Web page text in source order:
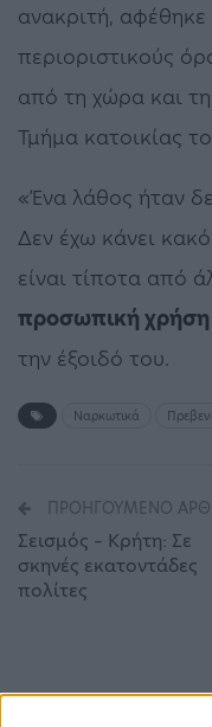
ανακριτή,
περιοριστικούς
από τη χώρα και
Τμήμα κατοικίας
«Ένα λάθος ήταν
Δεν έχω κάνει
είναι τίποτα από
προσωπική χρήση
την έξοιδό του.
Ναρκωτικά
ΠΡΟΗΓΟΎΜΕΝΟ
Σεισμός – Κρήτη: Σε
σκηνές εκατοντάδες
πολίτες